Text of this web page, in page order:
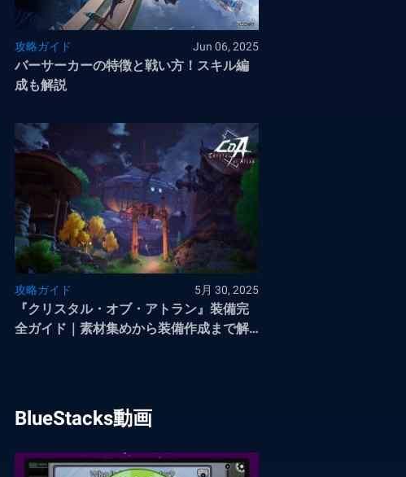
攻略ガイド Jun 06, 2025
バーサーカーの特徴と戦い方！スキル編
成も解説
攻略ガイド 5月 30, 2025
『クリスタル・オブ・アトラン』装備完
全ガイド｜素材集めから装備作成まで解
BlueStacks動画